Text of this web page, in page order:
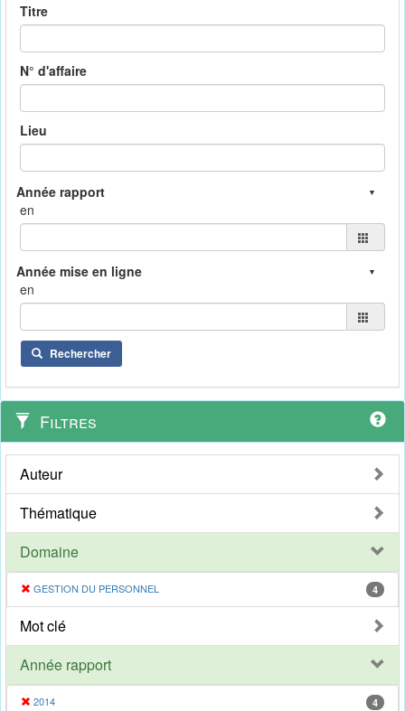
Titre
N° d'affaire
Lieu
en
en
Rechercher
Filtres
Auteur
Thématique
Domaine
GESTION DU PERSONNEL 4
Mot clé
Année rapport
2014 4